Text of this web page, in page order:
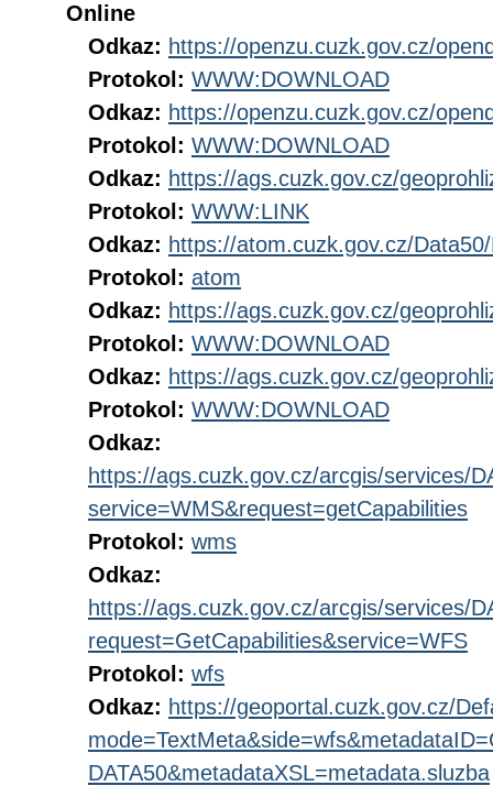
Online
Odkaz: https://openzu.cuzk.gov.cz/
Protokol: WWW:DOWNLOAD
Odkaz: https://openzu.cuzk.gov.cz/
Protokol: WWW:DOWNLOAD
Odkaz: https://ags.cuzk.gov.cz/
Protokol: WWW:LINK
Odkaz: https://atom.cuzk.gov.cz/
Protokol: atom
Odkaz: https://ags.cuzk.gov.cz/
Protokol: WWW:DOWNLOAD
Odkaz: https://ags.cuzk.gov.cz/
Protokol: WWW:DOWNLOAD
Odkaz:
https://ags.cuzk.gov.cz/arcgis/services/
service=WMS&request=getCapabilities
Protokol: wms
Odkaz:
https://ags.cuzk.gov.cz/arcgis/services/
request=GetCapabilities&service=WFS
Protokol: wfs
Odkaz: https://geoportal.cuzk.gov.cz/
DATA50&metadataXSL=metadata.sluzba